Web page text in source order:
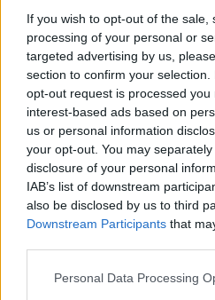
If you wish to opt-out of the
processing of your personal or
targeted advertising by us,
section to confirm your
opt-out request is processed you
interest-based ads based on
us or personal information
your opt-out. You may
disclosure of your personal
IAB’s list of downstream
also be disclosed by us to third
Downstream Participants that
Personal Data Processing
kilometre, Elektrėnų
seniūnijoje, Lubakos
sustojęs vilkikas
atidarytu kapotu, o
vyriškis.
Į įvykio vietą atvykę
rado šalia sunkiasvorio
keleivio pusės, gulintį
metais.